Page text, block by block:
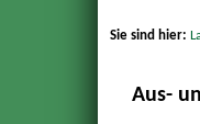
Sie sind hier:
Aus-